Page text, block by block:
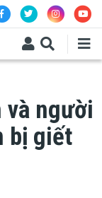
và người
bị giết